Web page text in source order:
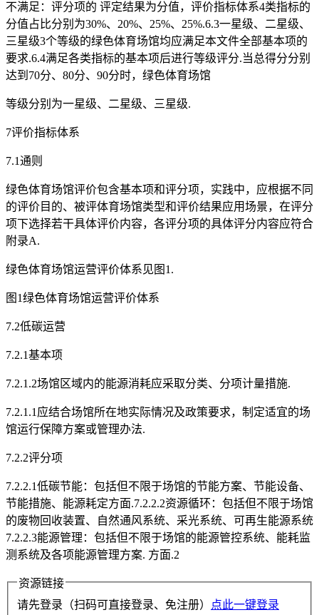
不满足：评分项的 评定结果为分值，评价指标体系4类指标的
分值占比分别为30%、20%、25%、25%.6.3一星级、二星级、
三星级3个等级的绿色体育场馆均应满足本文件全部基本项的
要求.6.4满足各类指标的基本项后进行等级评分.当总得分分别
达到70分、80分、90分时，绿色体育场馆
等级分别为一星级、二星级、三星级.
7评价指标体系
7.1通则
绿色体育场馆评价包含基本项和评分项，实践中，应根据不同
的评价目的、被评体育场馆类型和评价结果应用场景，在评分
项下选择若干具体评价内容，各评分项的具体评分内容应符合
附录A.
绿色体育场馆运营评价体系见图1.
图1绿色体育场馆运营评价体系
7.2低碳运营
7.2.1基本项
7.2.1.2场馆区域内的能源消耗应采取分类、分项计量措施.
7.2.1.1应结合场馆所在地实际情况及政策要求，制定适宜的场
馆运行保障方案或管理办法.
7.2.2评分项
7.2.2.1低碳节能：包括但不限于场馆的节能方案、节能设备、
节能措施、能源耗定方面.7.2.2.2资源循环：包括但不限于场馆
的废物回收装置、自然通风系统、采光系统、可再生能源系统
7.2.2.3能源管理：包括但不限于场馆的能源管控系统、能耗监
测系统及各项能源管理方案. 方面.2
资源链接
请先登录（扫码可直接登录、免注册）
点此一键登录